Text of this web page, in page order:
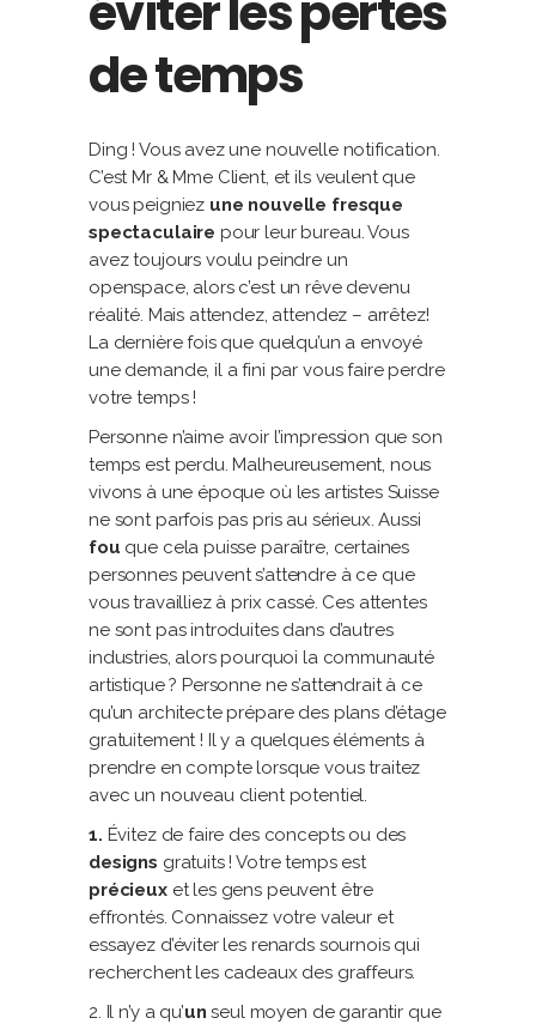
de temps
Ding ! Vous avez une nouvelle notification.
C’est Mr & Mme Client, et ils veulent que
vous peigniez une nouvelle fresque
spectaculaire pour leur bureau. Vous
avez toujours voulu peindre un
openspace, alors c’est un rêve devenu
réalité. Mais attendez, attendez – arrêtez!
La dernière fois que quelqu’un a envoyé
une demande, il a fini par vous faire perdre
votre temps !
Personne n’aime avoir l’impression que son
temps est perdu. Malheureusement, nous
vivons à une époque où les artistes Suisse
ne sont parfois pas pris au sérieux. Aussi
fou que cela puisse paraître, certaines
personnes peuvent s’attendre à ce que
vous travailliez à prix cassé. Ces attentes
ne sont pas introduites dans d’autres
industries, alors pourquoi la communauté
artistique ? Personne ne s’attendrait à ce
qu’un architecte prépare des plans d’étage
gratuitement ! Il y a quelques éléments à
prendre en compte lorsque vous traitez
avec un nouveau client potentiel.
1. Évitez de faire des concepts ou des
designs gratuits ! Votre temps est
précieuxet les gens peuvent être
effrontés. Connaissez votre valeur et
essayez d’éviter les renards sournois qui
recherchent les cadeaux des graffeurs.
2. Il n’y a qu’un seul moyen de garantir que